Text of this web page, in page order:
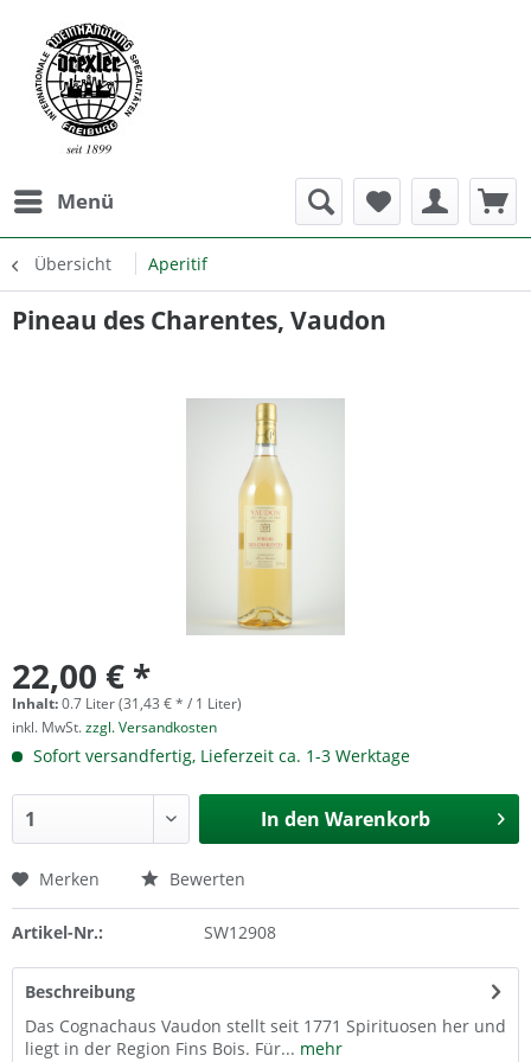
Menü
Übersicht Aperitif
Pineau des Charentes, Vaudon
22,00 € *
Inhalt:0.7 Liter (31,43 € * / 1 Liter)
inkl. MwSt.zzgl. Versandkosten
Sofort versandfertig, Lieferzeit ca. 1-3 Werktage
In den Warenkorb
Merken Bewerten
Artikel-Nr.: SW12908
Beschreibung
Das Cognachaus Vaudon stellt seit 1771 Spirituosen her und
liegt in der Region Fins Bois. Für... mehr